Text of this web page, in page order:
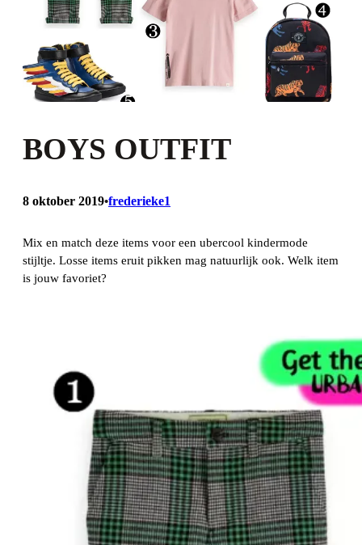
BOYS OUTFIT
8 oktober 2019•frederieke1
Mix en match deze items voor een ubercool kindermode
stijltje. Losse items eruit pikken mag natuurlijk ook. Welk item
is jouw favoriet?